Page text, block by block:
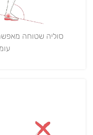
סוליה שטוחה